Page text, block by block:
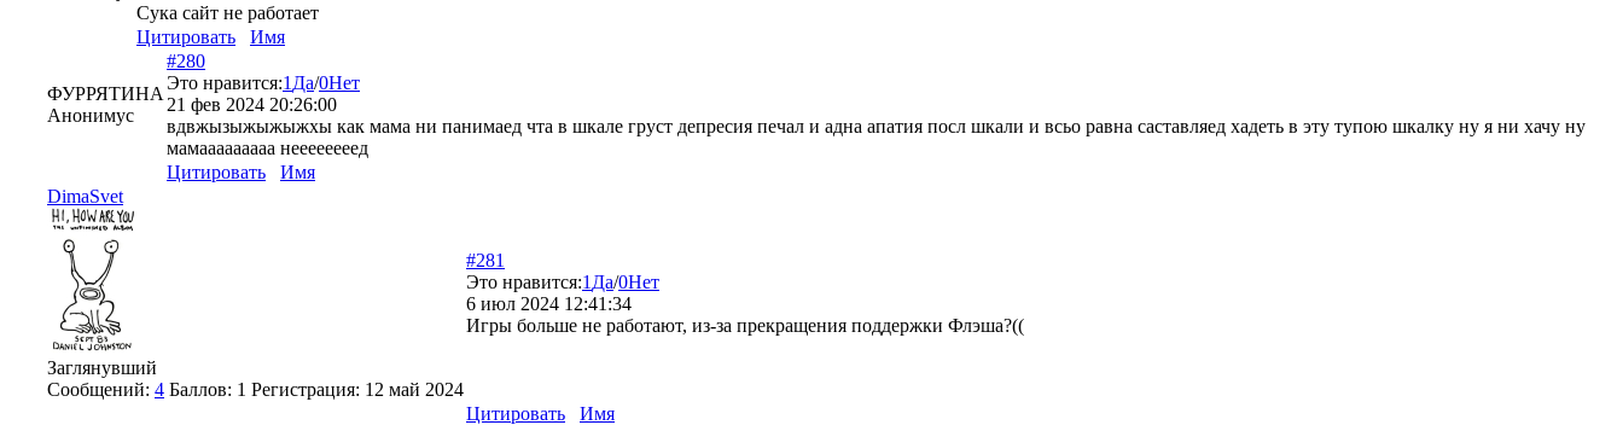
Сука сайт не работает
Цитировать
Имя
ФУРРЯТИНА
Анонимус
#280
Это нравится:1 Да/0Нет
21 фев 2024 20:26:00
вдвжызыжыжыжхы как мама ни панимаед чта в шкале груст депресия печал и адна апатия посл шкали и всьо равна саставляед хадеть в эту тупою шкалку ну я ни хачу ну
мамааааааааа неееееееед
Цитировать
Имя
DimaSvet
Заглянувший
Сообщений: 4 Баллов: 1 Регистрация: 12 май 2024
#281
Это нравится:1 Да/0Нет
6 июл 2024 12:41:34
Игры больше не работают, из-за прекращения поддержки Флэша?((
Цитировать
Имя